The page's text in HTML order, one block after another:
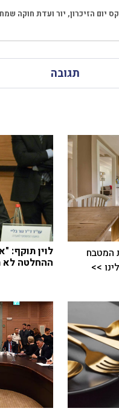
יום הזיכרון, יור ועדת חוקה
תגובה
המטבח
>>
לוין תוקף:
ההחלטה לא